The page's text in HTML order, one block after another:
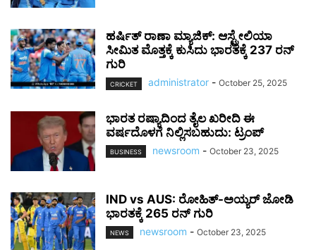
ಹರ್ಷಿತ್ ರಾಣಾ ಮ್ಯಾಜಿಕ್: ಆಸ್ಟ್ರೇಲಿಯಾ
ಸೀಮಿತ ಮೊತ್ತಕ್ಕೆ ಕುಸಿದು ಭಾರತಕ್ಕೆ 237 ರನ್
ಗುರಿ
CRICKET administrator - October 25, 2025
ಭಾರತ ರಷ್ಯಾದಿಂದ ತೈಲ ಖರೀದಿ ಈ
ವರ್ಷದೊಳಗೆ ನಿಲ್ಲಿಸಬಹುದು: ಟ್ರಂಪ್
BUSINESS newsroom - October 23, 2025
IND vs AUS: ರೋಹಿತ್-ಅಯ್ಯರ್ ಜೋಡಿ
ಭಾರತಕ್ಕೆ 265 ರನ್ ಗುರಿ
NEWS newsroom - October 23, 2025